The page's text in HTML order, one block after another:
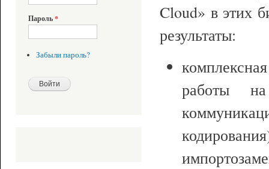
Пароль*
Забыли пароль?
Cloud» в этих
результаты:
работы